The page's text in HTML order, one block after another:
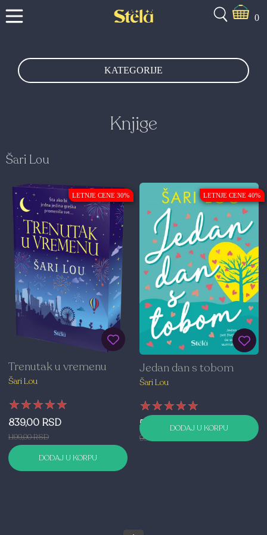
0
KATEGORIJE
Knjige
Šari Lou
LETNJE CENE 30%
Trenutak u vremenu
Šari Lou
★★★★★
★★★★★
★★★★★
839,00 RSD
1.199,00 RSD
DODAJ U KORPU
LETNJE CENE 40%
Jedan dan s tobom
Šari Lou
★★★★★
★★★★★
★★★★★
599,00 RSD
999,00 RSD
DODAJ U KORPU